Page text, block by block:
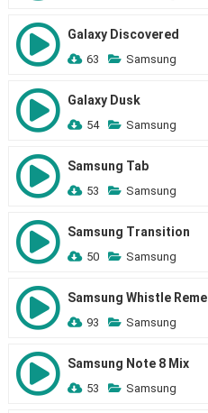
Galaxy Discovered
63 Samsung
Galaxy Dusk
54 Samsung
Samsung Tab
53 Samsung
Samsung Transition
50 Samsung
Samsung Whistle Reme
93 Samsung
Samsung Note 8 Mix
53 Samsung